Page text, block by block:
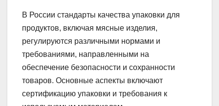
В России стандарты качества упаковки для
продуктов, включая мясные изделия,
регулируются различными нормами и
требованиями, направленными на
обеспечение безопасности и сохранности
товаров. Основные аспекты включают
сертификацию упаковки и требования к